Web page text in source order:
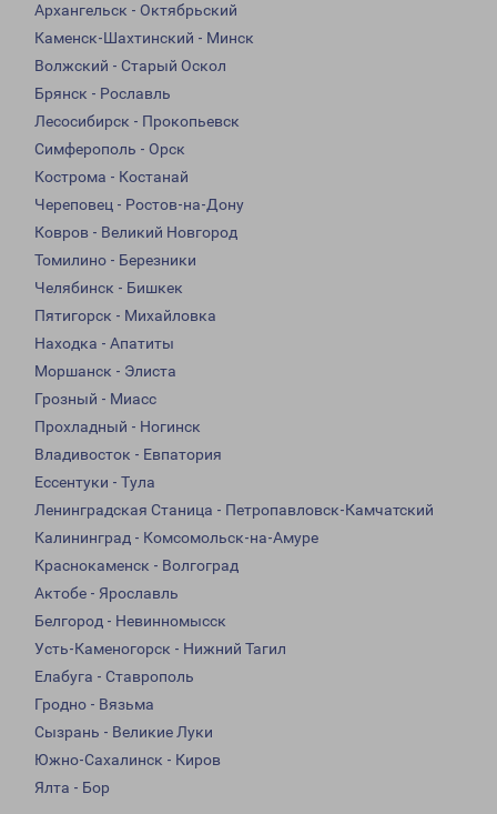
Архангельск - Октябрьский
Каменск-Шахтинский - Минск
Волжский - Старый Оскол
Брянск - Рославль
Лесосибирск - Прокопьевск
Симферополь - Орск
Кострома - Костанай
Череповец - Ростов-на-Дону
Ковров - Великий Новгород
Томилино - Березники
Челябинск - Бишкек
Пятигорск - Михайловка
Находка - Апатиты
Моршанск - Элиста
Грозный - Миасс
Прохладный - Ногинск
Владивосток - Евпатория
Ессентуки - Тула
Ленинградская Станица - Петропавловск-Камчатский
Калининград - Комсомольск-на-Амуре
Краснокаменск - Волгоград
Актобе - Ярославль
Белгород - Невинномысск
Усть-Каменогорск - Нижний Тагил
Елабуга - Ставрополь
Гродно - Вязьма
Сызрань - Великие Луки
Южно-Сахалинск - Киров
Ялта - Бор